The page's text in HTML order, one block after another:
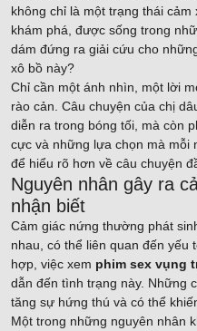
không chỉ là một trạng thái
khám phá, được sống trong
dám đứng ra giải cứu cho
xô bồ này?
Chỉ cần một ánh nhìn, một lời
rào cản. Câu chuyện của chị
diễn ra trong bóng tối, mà còn
cực và những lựa chọn mà mỗi
để hiểu rõ hơn về câu chuyện
Nguyên nhân gây ra
nhận biết
Cảm giác nứng thường phát
nhau, có thể liên quan đến yếu
hợp, việc xem phim sex vụng
dẫn đến tình trạng này. Những
tăng sự hứng thú và có thể
Một trong những nguyên nhân